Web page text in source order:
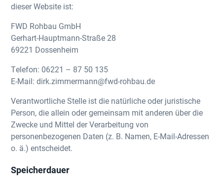
dieser Website ist:
FWD Rohbau GmbH
Gerhart-Hauptmann-Straße 28
69221 Dossenheim
Telefon: 06221 – 87 50 135
E-Mail: dirk.zimmermann@fwd-rohbau.de
Verantwortliche Stelle ist die natürliche oder juristische
Person, die allein oder gemeinsam mit anderen über die
Zwecke und Mittel der Verarbeitung von
personenbezogenen Daten (z. B. Namen, E-Mail-Adressen
o. ä.) entscheidet.
Speicherdauer